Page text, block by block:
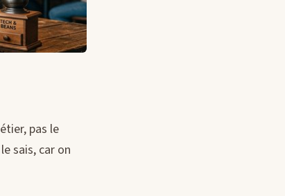
pas le
sais, car on